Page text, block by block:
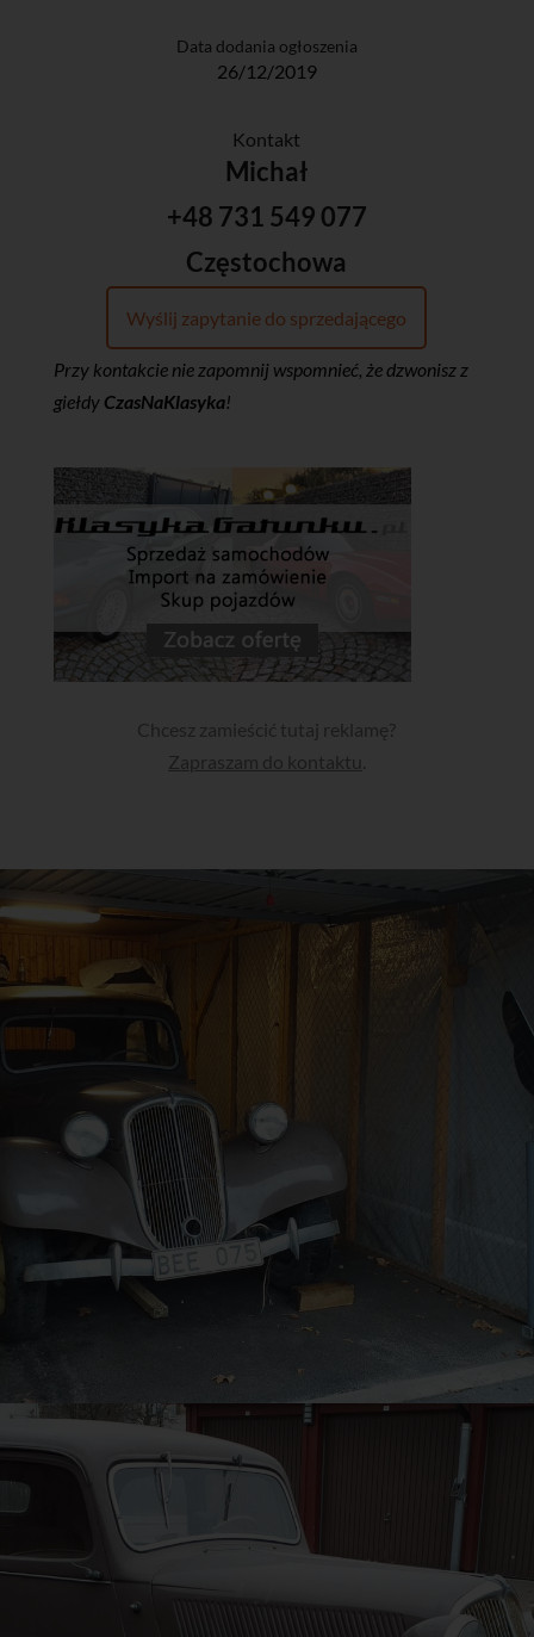
Data dodania ogłoszenia
26/12/2019
Kontakt
Michał
+48 731 549 077
Częstochowa
Wyślij zapytanie do sprzedającego
Przy kontakcie nie zapomnij wspomnieć, że dzwonisz z
giełdy CzasNaKlasyka!
Chcesz zamieścić tutaj reklamę?
Zapraszam do kontaktu